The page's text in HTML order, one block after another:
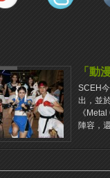
「動
SCEH
出，並
《
陣容，